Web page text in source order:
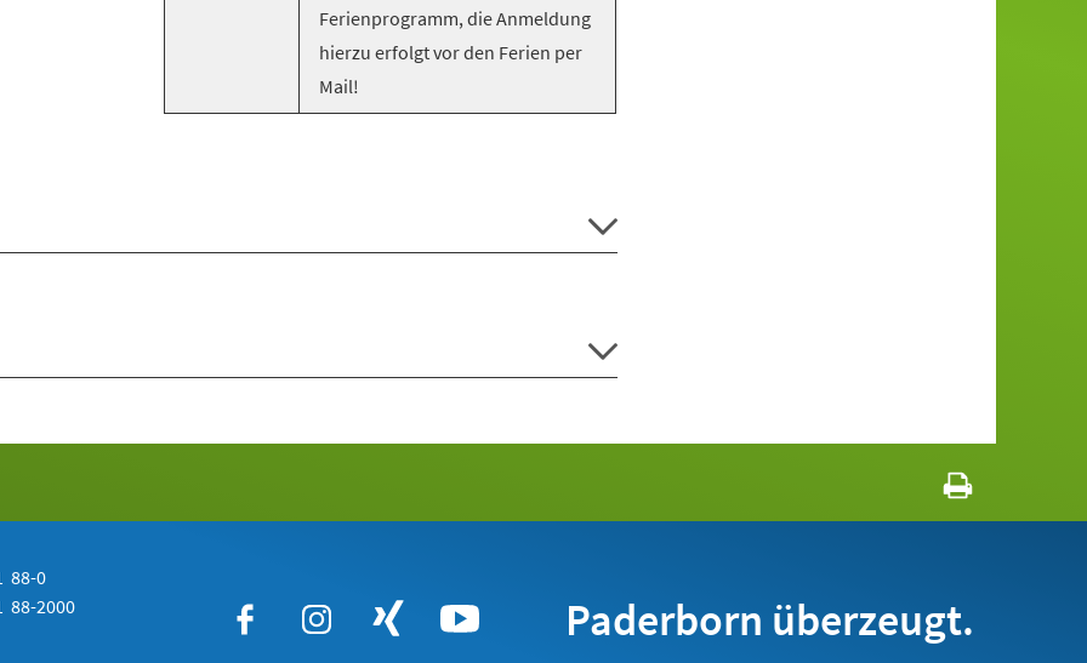
Ferienprogramm, die Anmeldung
hierzu erfolgt vor den Ferien per
Mail!
88-0
88-2000 Paderborn überzeugt.